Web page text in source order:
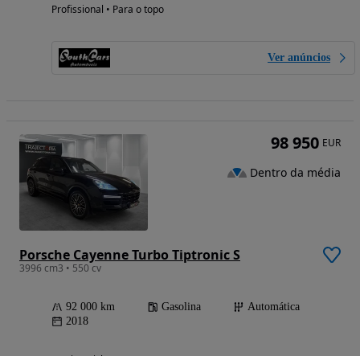
Profissional • Para o topo
Ver anúncios
Porsche Cayenne Turbo Tiptronic S
3996 cm3 • 550 cv
92 000 km Gasolina
Automática
2018
98 950 EUR
Dentro da média